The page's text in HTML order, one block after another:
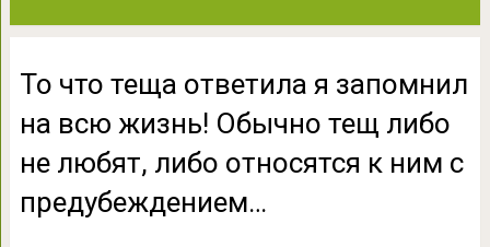
То что теща ответила я запомнил
на всю жизнь! Обычно тещ либо
не любят, либо относятся к ним с
предубеждением…